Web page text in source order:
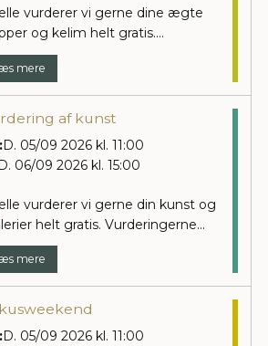
vurderer vi gerne dine ægte
og kelim helt gratis....
mere
af kunst
D. 05/09 2026 kl. 11:00
D. 06/09 2026 kl. 15:00
vurderer vi gerne din kunst og
helt gratis. Vurderingerne...
mere
D. 05/09 2026 kl. 11:00